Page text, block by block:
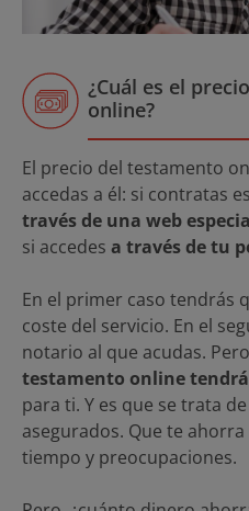
¿Cuál es el
online?
El precio del testamento
accedas a él: si contratas
través de una web
si accedes a través de tu
En el primer caso tendrás
coste del servicio. En el
notario al que acudas. Pero
testamento online
para ti. Y es que se trata
asegurados. Que te
tiempo y preocupaciones.